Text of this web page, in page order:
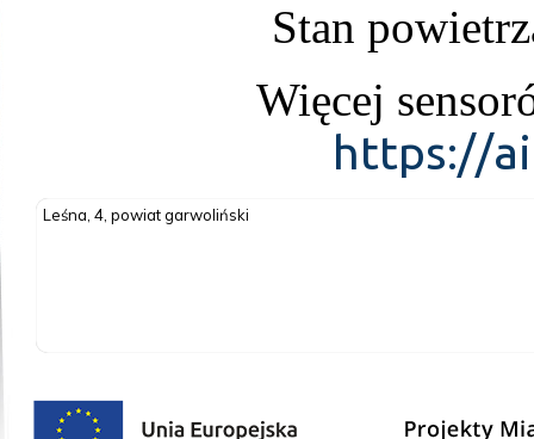
Stan
Więcej
https://